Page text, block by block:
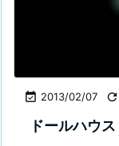
 2013/02/07 
ドールハウ